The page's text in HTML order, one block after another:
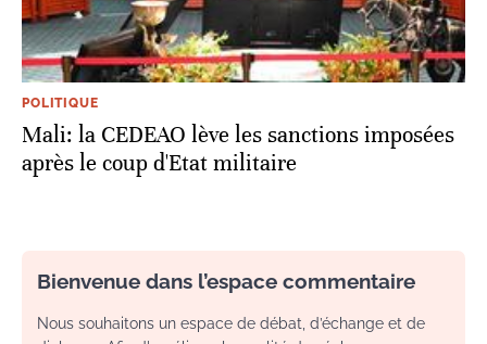
POLITIQUE
Mali: la CEDEAO lève les sanctions imposées
après le coup d'Etat militaire
Bienvenue dans l’espace commentaire
Nous souhaitons un espace de débat, d’échange et de